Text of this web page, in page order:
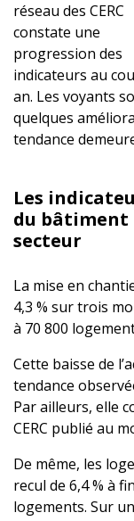
réseau des CERC
constate une
progression des
indicateurs au
an. Les voyants
quelques
tendance
Les
du bâtiment
secteur
La mise en
4,3 % sur trois
à 70 800
Cette baisse de
tendance
Par ailleurs, elle
CERC publié au
De même, les
recul de 6,4 % à
logements. Sur